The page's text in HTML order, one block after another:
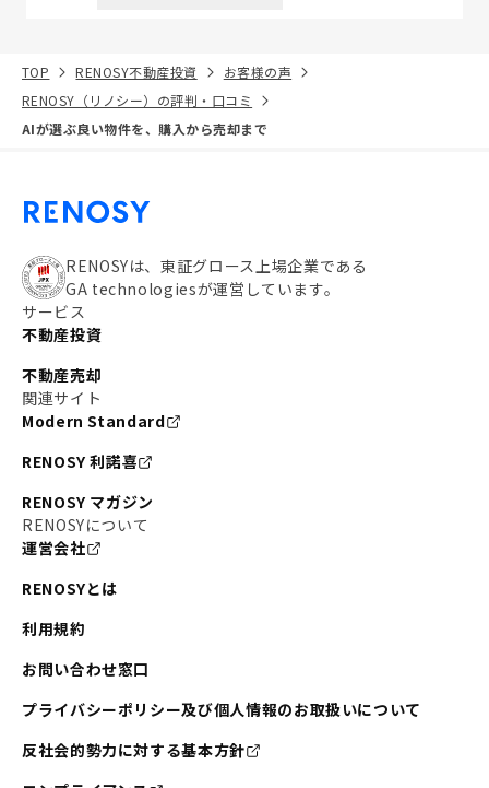
TOP RENOSY不動産投資
お客様の声
RENOSY（リノシー）の評判・口コミ
AIが選ぶ良い物件を、購入から売却まで
RENOSYは、東証グロース上場企業である
GA technologiesが運営しています。
サービス
不動産投資
不動産売却
関連サイト
Modern Standard
RENOSY 利諾喜
RENOSY マガジン
RENOSYについて
運営会社
RENOSYとは
利用規約
お問い合わせ窓口
プライバシーポリシー及び個人情報のお取扱いについて
反社会的勢力に対する基本方針